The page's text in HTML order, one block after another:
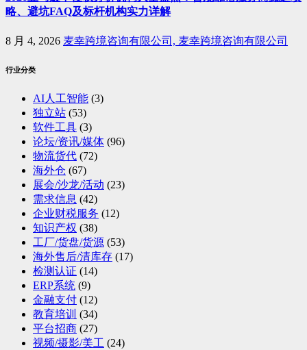
略、避坑FAQ及标杆机构实力详解
8 月 4, 2026 麦幸跨境咨询有限公司, 麦幸跨境咨询有限公司
行业分类
AI人工智能 (3)
独立站 (53)
软件工具 (3)
论坛/资讯/媒体 (96)
物流货代 (72)
海外仓 (67)
展会/沙龙/活动 (23)
需求信息 (42)
企业财税服务 (12)
知识产权 (38)
工厂/货盘/货源 (53)
海外售后/清库存 (17)
检测认证 (14)
ERP系统 (9)
金融支付 (12)
教育培训 (34)
平台招商 (27)
视频/摄影/美工 (24)